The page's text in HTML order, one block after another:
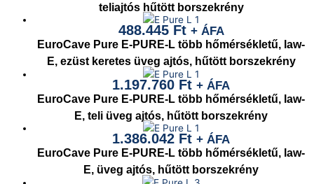
teliajtós hűtött borszekrény
488.445 Ft + ÁFA
EuroCave Pure E-PURE-L több hőmérsékletű, law-
E, ezüst keretes üveg ajtós, hűtött borszekrény
1.197.760 Ft + ÁFA
EuroCave Pure E-PURE-L több hőmérsékletű, law-
E, teli üveg ajtós, hűtött borszekrény
1.386.042 Ft + ÁFA
EuroCave Pure E-PURE-L több hőmérsékletű, law-
E, üveg ajtós, hűtött borszekrény